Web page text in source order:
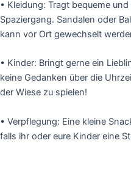
• Kleidung: Tragt bequeme
Spaziergang. Sandalen oder
kann vor Ort gewechselt
• Kinder: Bringt gerne ein
keine Gedanken über die
der Wiese zu spielen!
• Verpflegung: Eine kleine
falls ihr oder eure Kinder eine